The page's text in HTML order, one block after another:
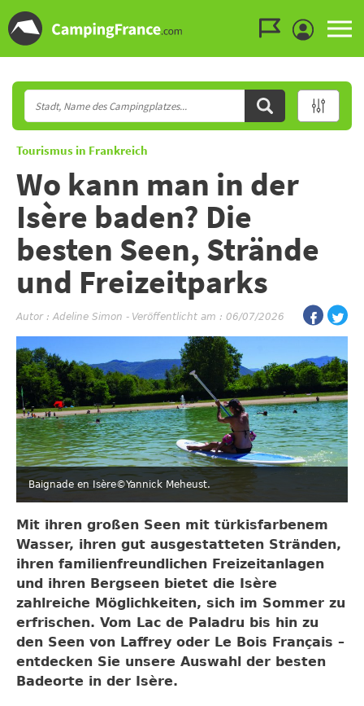
Tourismus in Frankreich
Wo kann man in der
Isère baden? Die
besten Seen, Strände
und Freizeitparks
Autor :Adeline Simon - Veröffentlicht am : 06/07/2026
Baignade en Isère©Yannick Meheust.
Mit ihren großen Seen mit türkisfarbenem
Wasser, ihren gut ausgestatteten Stränden,
ihren familienfreundlichen Freizeitanlagen
und ihren Bergseen bietet die Isère
zahlreiche Möglichkeiten, sich im Sommer zu
erfrischen. Vom Lac de Paladru bis hin zu
den Seen von Laffrey oder Le Bois Français –
entdecken Sie unsere Auswahl der besten
Badeorte in der Isère.